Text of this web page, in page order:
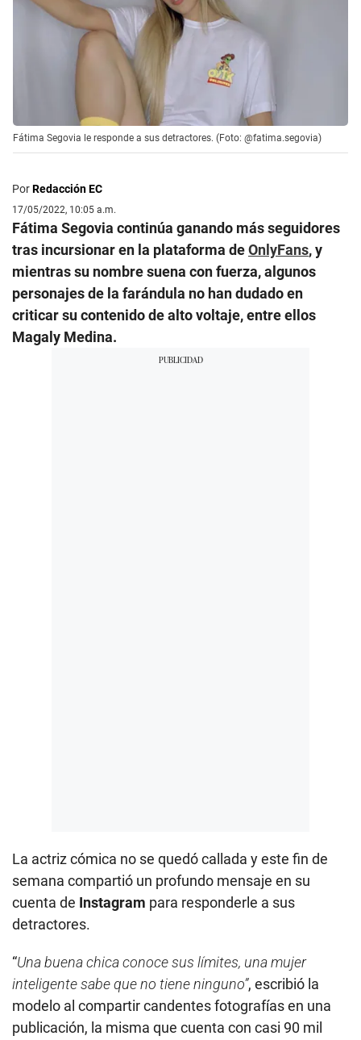
Fátima Segovia le responde a sus detractores. (Foto: @fatima.segovia)
PorRedacción EC
17/05/2022, 10:05 a.m.
Fátima Segovia continúa ganando más seguidores
tras incursionar en la plataforma deOnlyFans, y
mientras su nombre suena con fuerza, algunos
personajes de la farándula no han dudado en
criticar su contenido de alto voltaje, entre ellos
Magaly Medina.
La actriz cómica no se quedó callada y este fin de
semana compartió un profundo mensaje en su
cuenta de Instagram para responderle a sus
detractores.
“Una buena chica conoce sus límites, una mujer
inteligente sabe que no tiene ninguno”, escribió la
modelo al compartir candentes fotografías en una
publicación, la misma que cuenta con casi 90 mil